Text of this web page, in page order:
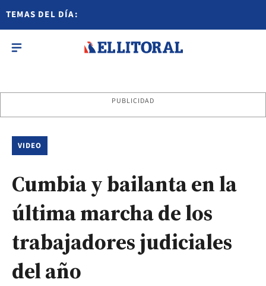
TEMAS DEL DÍA:
PUBLICIDAD
VIDEO
Cumbia y bailanta en la
última marcha de los
trabajadores judiciales
del año